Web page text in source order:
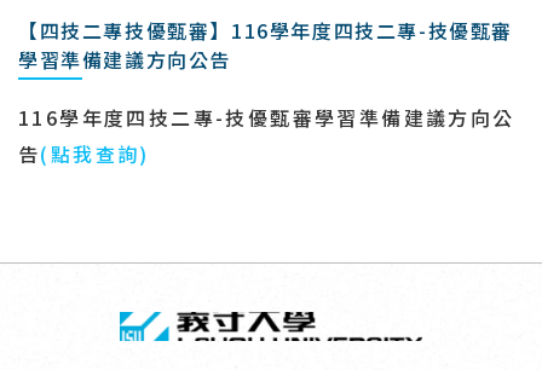
【四技二專技優甄審】116學年度四技二專-技優甄審
學習準備建議方向公告
116學年度四技二專-技優甄審學習準備建議方向公
告(點我查詢)
回頂端